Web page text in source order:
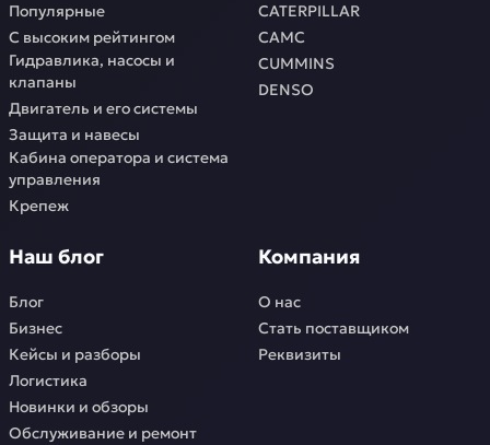
Популярные
С высоким рейтингом
Гидравлика, насосы и
клапаны
Двигатель и его системы
Защита и навесы
Кабина оператора и система
управления
Крепеж
CATERPILLAR
CAMC
CUMMINS
DENSO
Наш блог
Блог
Бизнес
Кейсы и разборы
Логистика
Новинки и обзоры
Обслуживание и ремонт
Компания
О нас
Стать поставщиком
Реквизиты